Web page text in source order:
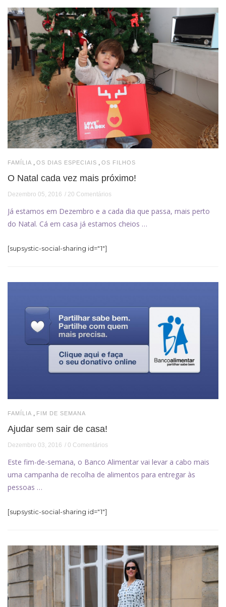
FAMÍLIA OS DIAS ESPECIAIS OS FILHOS
O Natal cada vez mais próximo!
Dezembro 05, 2016 20 Comentários
Já estamos em Dezembro e a cada dia que passa, mais perto
do Natal. Cá em casa já estamos cheios …
[supsystic-social-sharing id="1"]
FAMÍLIA FIM DE SEMANA
Ajudar sem sair de casa!
Dezembro 03, 2016 0 Comentários
Este fim-de-semana, o Banco Alimentar vai levar a cabo mais
uma campanha de recolha de alimentos para entregar às
pessoas …
[supsystic-social-sharing id="1"]